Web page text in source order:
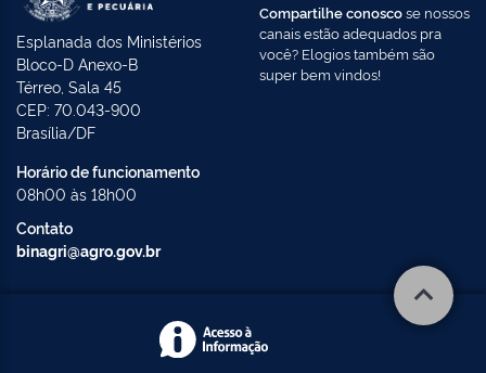
Esplanada dos Ministérios
Bloco-D Anexo-B
Térreo, Sala 45
CEP: 70.043-900
Brasília/DF
Horário de funcionamento
08h00 às 18h00
Contato
binagri@agro.gov.br
Compartilhe conoscose nossos
canais estão adequados pra
você? Elogios também são
super bem vindos!